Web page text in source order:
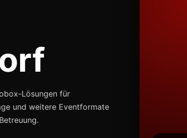
Lösungen für
und weitere Eventformate